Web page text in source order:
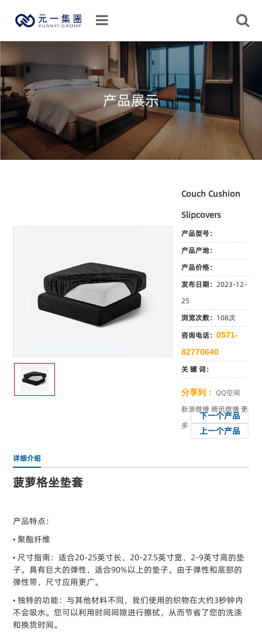
产品展示
Couch Cushion
Slipcovers
产品型号：
产品产地：
产品价格：
发布日期：2023-12-
25
浏览次数： 108次
咨询电话：0571-
82770640
关 键 词：
分享到： QQ空间
新浪微博腾讯微博更
多
下一个产品
上一个产品
详细介绍
菠萝格坐垫套
产品特点：
• 聚酯纤维
• 尺寸指南：适合20-25英寸长、20-27.5英寸宽、2-9英寸高的垫
子。具有巨大的弹性，适合90%以上的垫子。由于弹性和底部的
弹性带，尺寸应用更广。
• 独特的功能：与其他材料不同，我们使用的织物在大约3秒钟内
不会吸水。您可以利用时间间隙进行擦拭，从而节省了您的洗涤
和换货时间。